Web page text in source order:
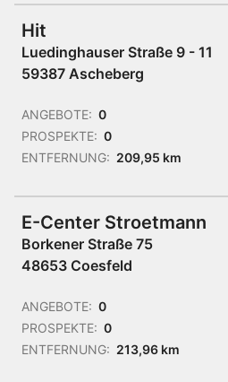
Hit
Luedinghauser Straße 9 - 11
59387 Ascheberg
ANGEBOTE: 0
PROSPEKTE: 0
ENTFERNUNG: 209,95 km
E-Center Stroetmann
Borkener Straße 75
48653 Coesfeld
ANGEBOTE: 0
PROSPEKTE: 0
ENTFERNUNG: 213,96 km